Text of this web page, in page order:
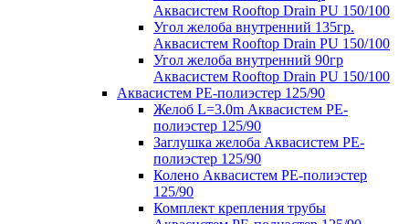
Аквасистем Rooftop Drain PU 150/100
Угол желоба внутренний 135гр.
Аквасистем Rooftop Drain PU 150/100
Угол желоба внутренний 90гр
Аквасистем Rooftop Drain PU 150/100
Аквасистем PE-полиэстер 125/90
Желоб L=3.0m Аквасистем PE-
полиэстер 125/90
Заглушка желоба Аквасистем PE-
полиэстер 125/90
Колено Аквасистем PE-полиэстер
125/90
Комплект крепления трубы